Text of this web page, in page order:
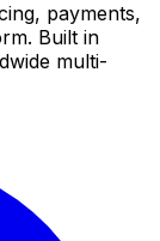
payments,
Built in
multi-